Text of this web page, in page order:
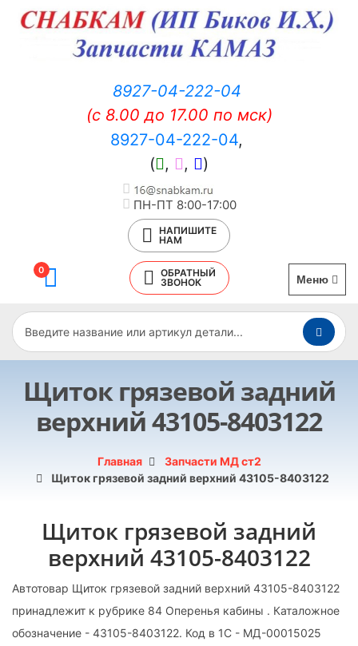
8927-04-222-04
(c 8.00 до 17.00 по мск)
8927-04-222-04,
(
, , )
ПН-ПТ 8:00-17:00
НАПИШИТЕ
НАМ
0
ОБРАТНЫЙ
ЗВОНОК
Меню
Щиток грязевой задний
верхний 43105-8403122
Главная
Запчасти МД ст2
Щиток грязевой задний верхний 43105-8403122
Щиток грязевой задний
верхний 43105-8403122
Автотовар Щиток грязевой задний верхний 43105-8403122
принадлежит к рубрике 84 Оперенья кабины . Каталожное
обозначение - 43105-8403122. Код в 1С - МД-00015025